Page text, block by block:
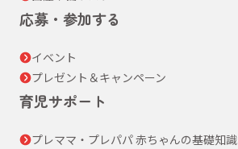
応募・参加する
イベント
プレゼント＆キャンペーン
育児サポート
プレママ・プレパパ 赤ちゃんの基礎知識